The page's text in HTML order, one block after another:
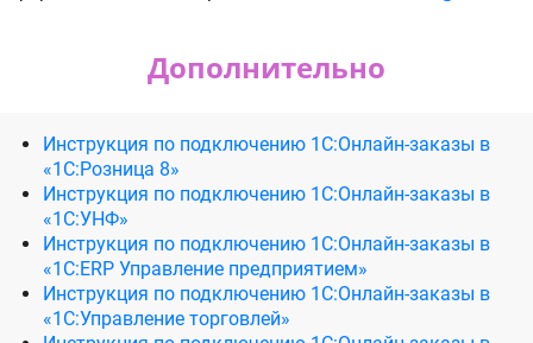
Дополнительно
Инструкция по подключению 1С:Онлайн-заказы в
«1С:Розница 8»
Инструкция по подключению 1С:Онлайн-заказы в
«1С:УНФ»
Инструкция по подключению 1С:Онлайн-заказы в
«1С:ERP Управление предприятием»
Инструкция по подключению 1С:Онлайн-заказы в
«1C:Управление торговлей»